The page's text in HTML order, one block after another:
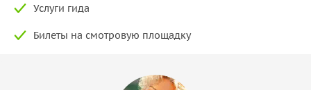
Услуги гида
Билеты на смотровую площадку